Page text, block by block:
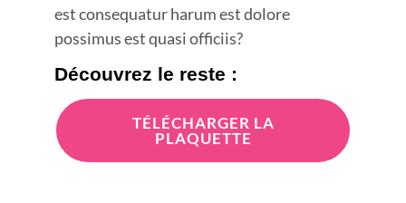
est consequatur harum est dolore
possimus est quasi officiis?
Découvrez le reste :
TÉLÉCHARGER LA
PLAQUETTE